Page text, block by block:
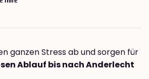
ganzen Stress ab und sorgen für
Ablauf bis nach Anderlecht